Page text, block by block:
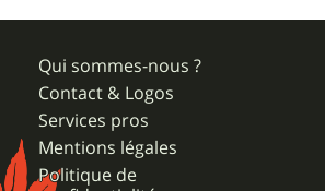
Qui sommes-nous ?
Contact & Logos
Services pros
Mentions légales
Politique de